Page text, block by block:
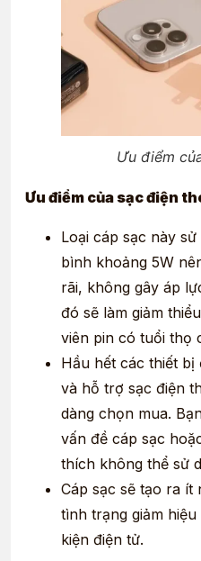
Ưu điểm
Ưu điểm của sạc điện
Loại cáp sạc này
bình khoảng 5W
rãi, không gây áp
đó sẽ làm giảm
viên pin có tuổi thọ
Hầu hết các thiết
và hỗ trợ sạc điện
dàng chọn mua.
vấn đề cáp sạc
thích không thể sử
Cáp sạc sẽ tạo ra ít
tình trạng giảm
kiện điện tử.